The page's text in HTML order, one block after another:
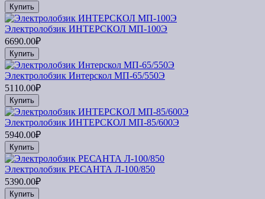
Купить
Электролобзик ИНТЕРСКОЛ МП-100Э
6690.00₽
Купить
Электролобзик Интерскол МП-65/550Э
5110.00₽
Купить
Электролобзик ИНТЕРСКОЛ МП-85/600Э
5940.00₽
Купить
Электролобзик РЕСАНТА Л-100/850
5390.00₽
Купить